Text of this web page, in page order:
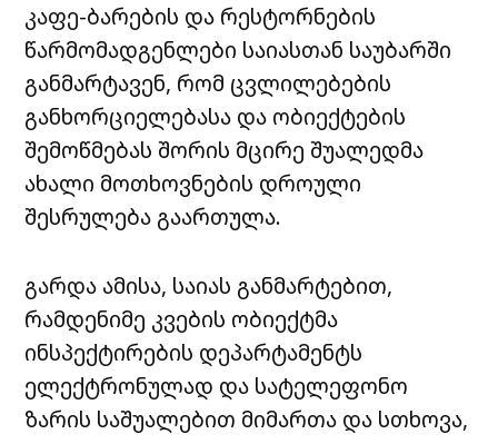
კაფე-ბარების და რესტორნების
წარმომადგენლები საიასთან საუბარში
განმარტავენ, რომ ცვლილებების
განხორციელებასა და ობიექტების
შემოწმებას შორის მცირე შუალედმა
ახალი მოთხოვნების დროული
შესრულება გაართულა.
გარდა ამისა, საიას განმარტებით,
რამდენიმე კვების ობიექტმა
ინსპექტირების დეპარტამენტს
ელექტრონულად და სატელეფონო
ზარის საშუალებით მიმართა და სთხოვა,